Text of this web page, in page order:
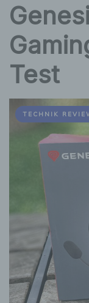
Test
TECHNIK